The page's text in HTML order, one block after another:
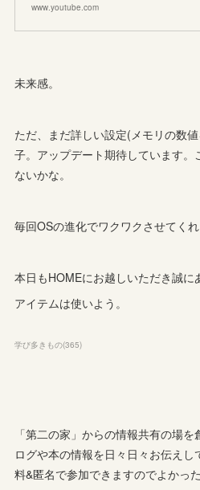
www.youtube.com
未来感。
ただ、まだ詳しい設定(メモリの数
子。アップデート期待しています。
ないかな。
毎回OSの進化でワクワクさせてく
本日もHOMEにお越しいただき誠に
アイテムは使いよう。
学び多きもの(365)
「第二の家」からの情報共有の場
ログや本の情報を日々日々お伝え
料&匿名で参加できますのでよかっ